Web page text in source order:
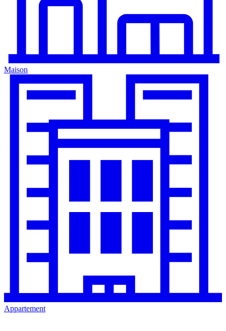
Maison
Appartement